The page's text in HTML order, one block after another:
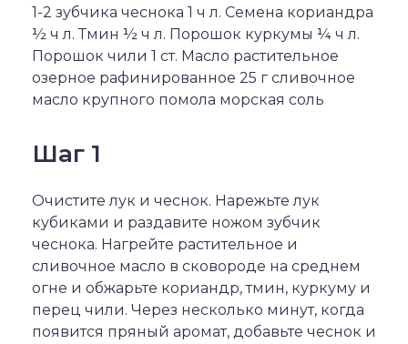
1-2 зубчика чеснока 1 ч л. Семена кориандра
½ ч л. Тмин ½ ч л. Порошок куркумы ¼ ч л.
Порошок чили 1 ст. Масло растительное
озерное рафинированное 25 г сливочное
масло крупного помола морская соль
Шаг 1
Очистите лук и чеснок. Нарежьте лук
кубиками и раздавите ножом зубчик
чеснока. Нагрейте растительное и
сливочное масло в сковороде на среднем
огне и обжарьте кориандр, тмин, куркуму и
перец чили. Через несколько минут, когда
появится пряный аромат, добавьте чеснок и